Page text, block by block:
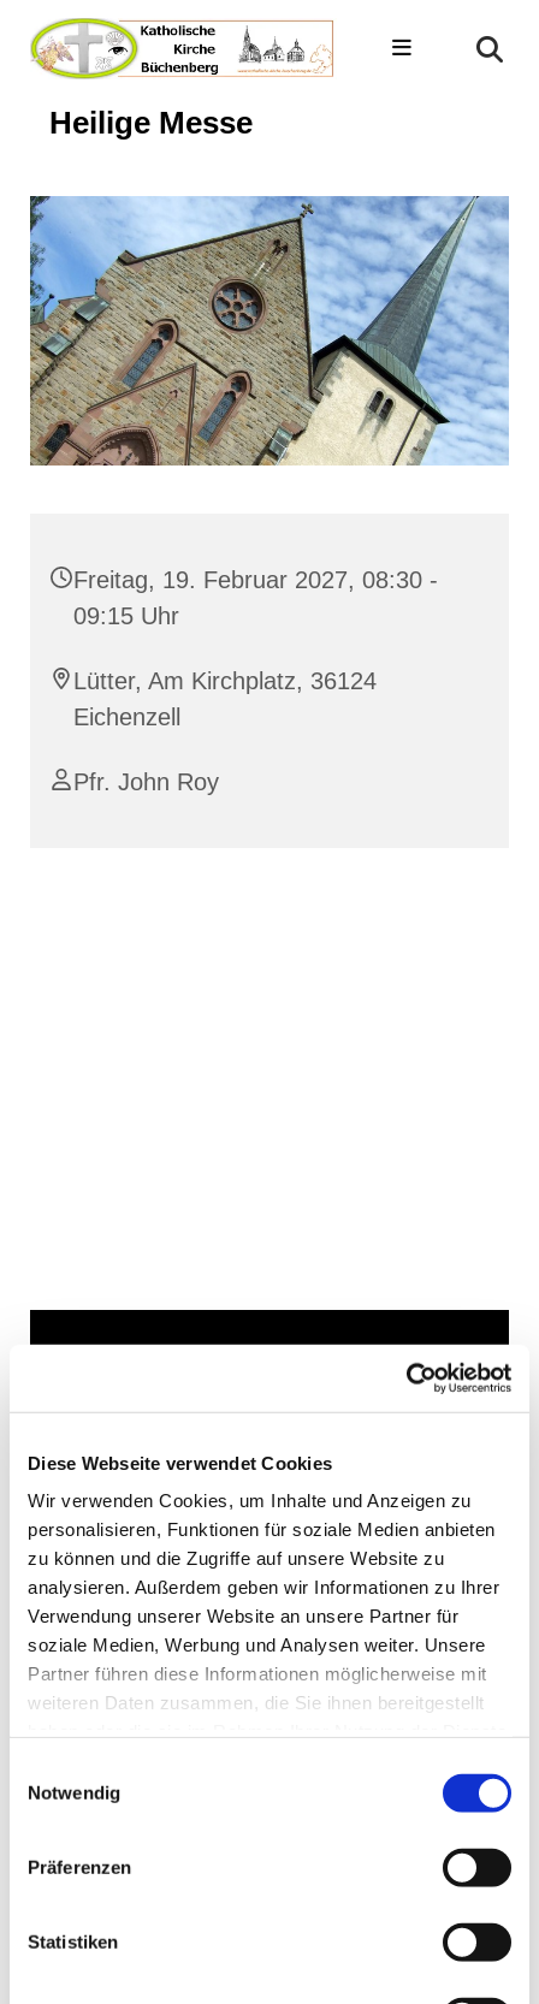
Diese Webseite verwendet Cookies
Wir verwenden Cookies, um Inhalte und Anzeigen zu
personalisieren, Funktionen für soziale Medien anbieten
zu können und die Zugriffe auf unsere Website zu
analysieren. Außerdem geben wir Informationen zu Ihrer
Verwendung unserer Website an unsere Partner für
soziale Medien, Werbung und Analysen weiter. Unsere
Partner führen diese Informationen möglicherweise mit
weiteren Daten zusammen, die Sie ihnen bereitgestellt
Notwendig
Präferenzen
Statistiken
Heilige Messe
Freitag, 19. Februar 2027, 08:30 -
09:15 Uhr
Lütter, Am Kirchplatz, 36124
Eichenzell
Pfr. John Roy
Dies könnte Sie auch
interessieren